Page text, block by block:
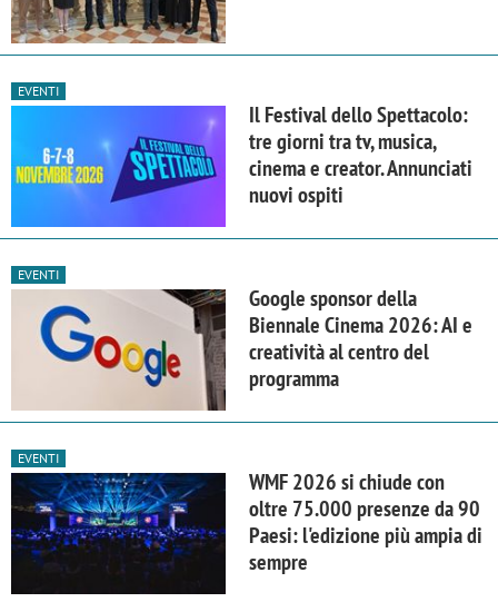
EVENTI
Il Festival dello Spettacolo:
tre giorni tra tv, musica,
cinema e creator. Annunciati
nuovi ospiti
EVENTI
Google sponsor della
Biennale Cinema 2026: AI e
creatività al centro del
programma
EVENTI
WMF 2026 si chiude con
oltre 75.000 presenze da 90
Paesi: l'edizione più ampia di
sempre